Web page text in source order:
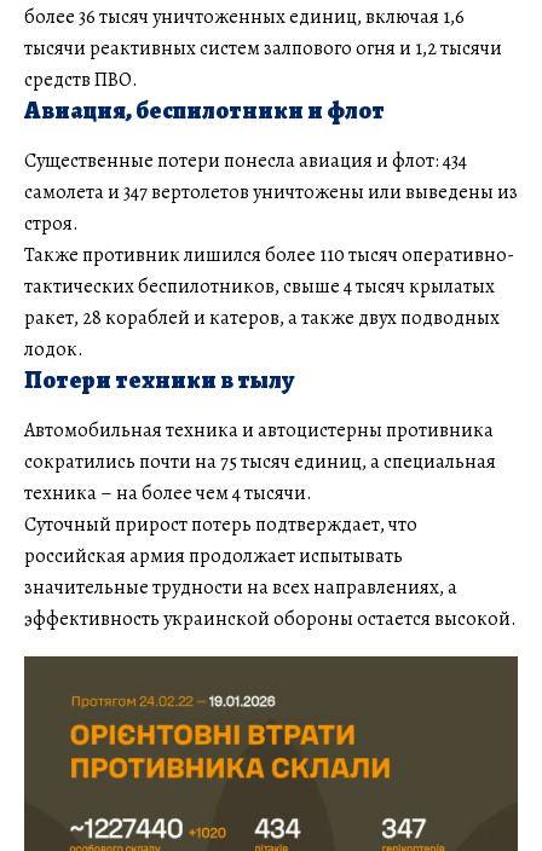
более 36 тысяч уничтоженных единиц, включая 1,6
тысячи реактивных систем залпового огня и 1,2 тысячи
средств ПВО.
Авиация, беспилотники и флот
Существенные потери понесла авиация и флот: 434
самолета и 347 вертолетов уничтожены или выведены из
строя.
Также противник лишился более 110 тысяч оперативно-
тактических беспилотников, свыше 4 тысяч крылатых
ракет, 28 кораблей и катеров, а также двух подводных
лодок.
Потери техники в тылу
Автомобильная техника и автоцистерны противника
сократились почти на 75 тысяч единиц, а специальная
техника – на более чем 4 тысячи.
Суточный прирост потерь подтверждает, что
российская армия продолжает испытывать
значительные трудности на всех направлениях, а
эффективность украинской обороны остается высокой.